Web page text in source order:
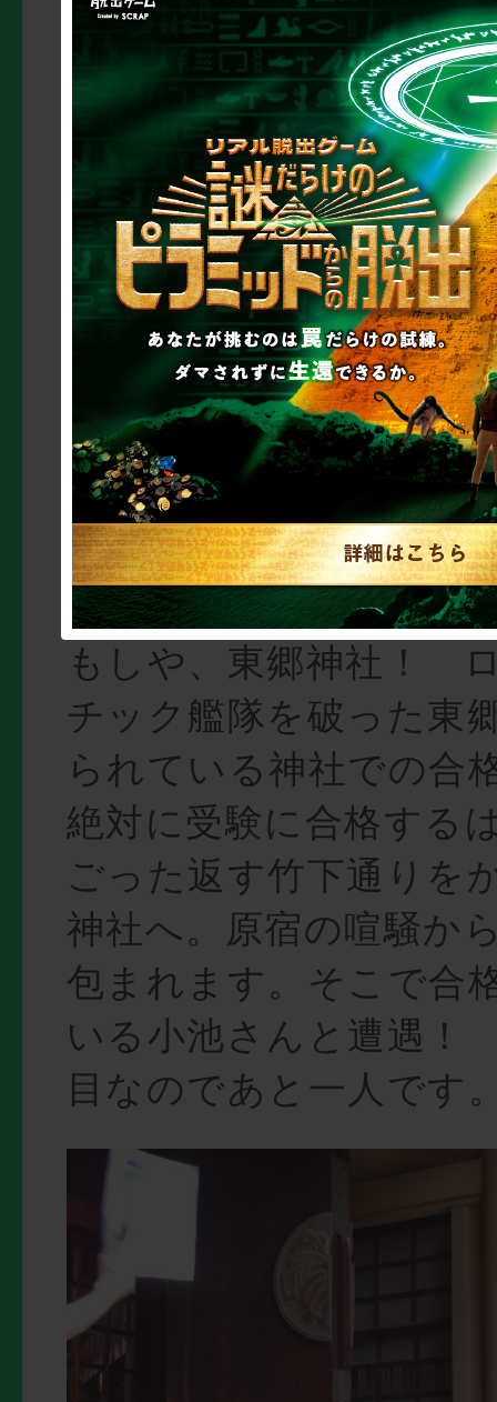
が。
神社到着！さぁ、合
みあす食パン女子
pic.twitter.com/
— 小池真帆(優等生)
10, 2016
代々木公園周辺の有名
明治神宮。ですがどう
さ的に別の神社のよう
もしや、東郷神社！
チック艦隊を破った東
られている神社での合
絶対に受験に合格する
ごった返す竹下通りを
神社へ。原宿の喧騒か
包まれます。そこで合
いる小池さんと遭遇
目なのであと一人です